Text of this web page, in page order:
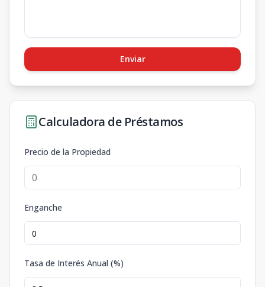
Enviar
Calculadora de Préstamos
Precio de la Propiedad
Enganche
Tasa de Interés Anual (%)